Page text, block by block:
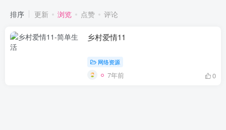
排序 更新 浏览 点赞 评论
乡村爱情11
网络资源
7年前 0